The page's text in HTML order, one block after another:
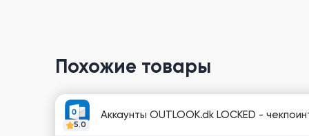
Похожие товары
5.0
Аккаунты OUTLOOK.dk LOCKED -